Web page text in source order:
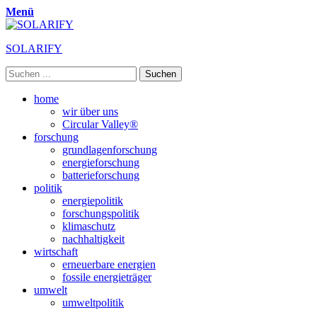
Menü
SOLARIFY
Suchen
nach:
Primäres
Zum
home
wir über uns
Circular Valley®
forschung
grundlagenforschung
energieforschung
batterieforschung
politik
energiepolitik
forschungspolitik
klimaschutz
nachhaltigkeit
wirtschaft
erneuerbare energien
fossile energieträger
umwelt
umweltpolitik